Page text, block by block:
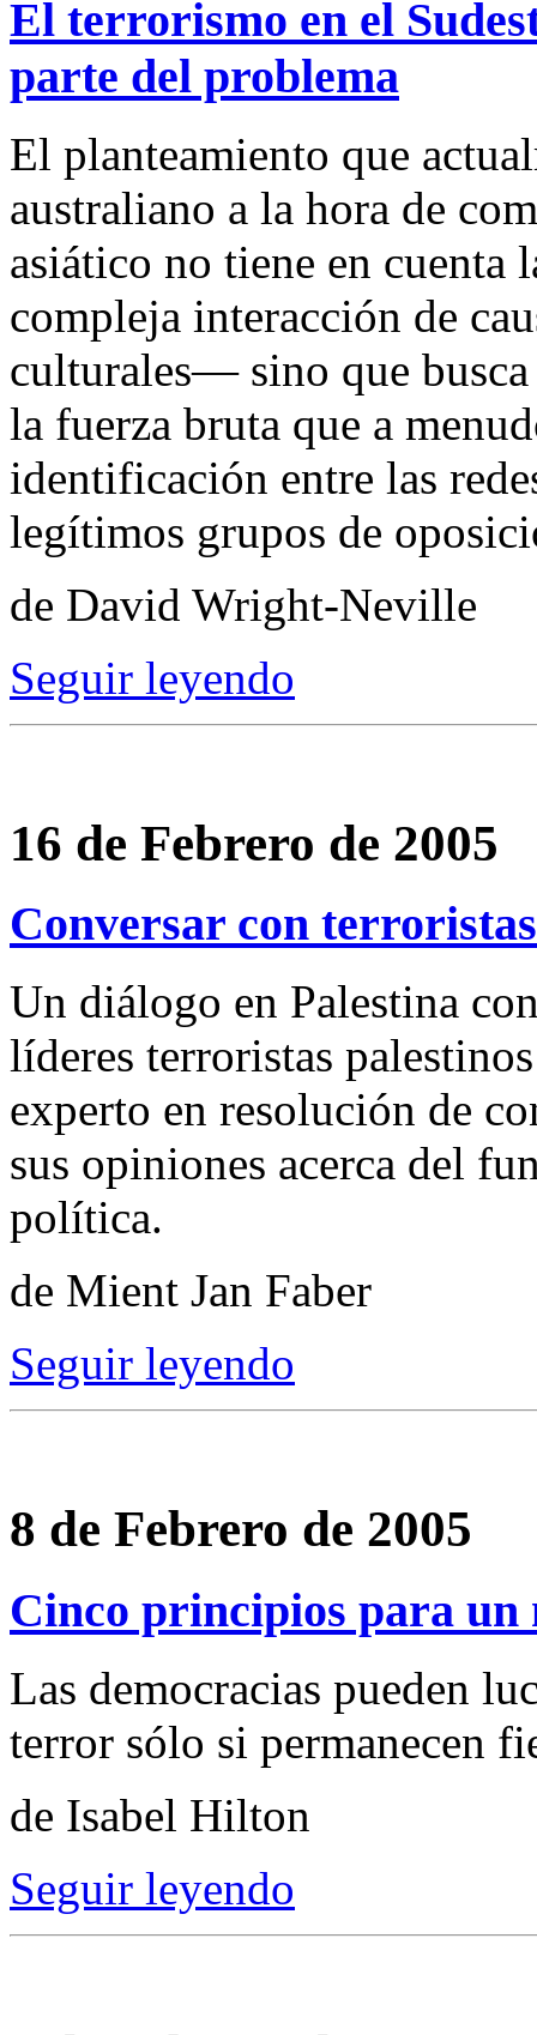
El terrorismo en el
parte del problema
El planteamiento que
australiano a la hora de
asiático no tiene en
compleja interacción de
culturales— sino que busca
la fuerza bruta que a
identificación entre las
legítimos grupos de
de David Wright-Neville
Seguir leyendo
16 de Febrero de 2005
Conversar con
Un diálogo en Palestina
líderes terroristas
experto en resolución de
sus opiniones acerca del
política.
de Mient Jan Faber
Seguir leyendo
8 de Febrero de 2005
Cinco principios para un
Las democracias pueden
terror sólo si permanecen
de Isabel Hilton
Seguir leyendo